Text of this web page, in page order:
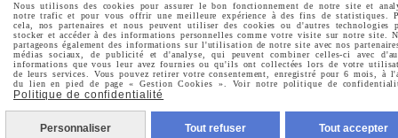
Prénom
Nous utilisons des cookies pour assurer le bon fonctionnement de notre site et
notre trafic et pour vous offrir une meilleure expérience à des fins de statistiques.
cela, nos partenaires et nous peuvent utiliser des cookies ou d'autres technologies
stocker et accéder à des informations personnelles comme votre visite sur notre site.
partageons également des informations sur l'utilisation de notre site avec nos
médias sociaux, de publicité et d'analyse, qui peuvent combiner celles-ci avec
informations que vous leur avez fournies ou qu'ils ont collectées lors de votre
de leurs services. Vous pouvez retirer votre consentement, enregistré pour 6 mois, à
du lien en pied de page « Gestion Cookies ». Voir notre politique de
Politique de confidentialité
Personnaliser Tout refuser Tout accepter